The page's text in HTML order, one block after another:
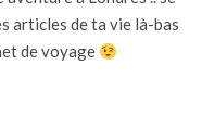
articles de ta vie là-bas
de voyage